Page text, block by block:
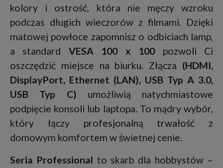
kolory i ostrość, która nie męczy wzroku
podczas długich wieczorów z filmami. Dzięki
matowej powłoce zapomnisz o odbiciach lamp,
a standard VESA 100 x 100 pozwoli Ci
oszczędzić miejsce na biurku. Złącza (HDMI,
DisplayPort, Ethernet (LAN), USB Typ A 3.0,
USB Typ C) umożliwią natychmiastowe
podpięcie konsoli lub laptopa. To mądry wybór,
który łączy profesjonalną trwałość z
domowym komfortem w świetnej cenie.
Seria Professional to skarb dla hobbystów –